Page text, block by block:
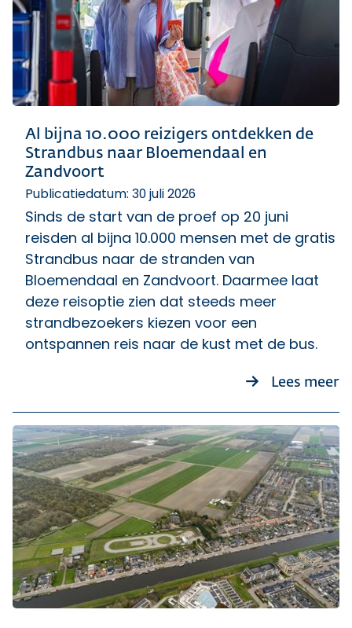
Al bijna 10.000 reizigers ontdekken de
Strandbus naar Bloemendaal en
Zandvoort
Publicatiedatum: 30 juli 2026
Sinds de start van de proef op 20 juni
reisden al bijna 10.000 mensen met de gratis
Strandbus naar de stranden van
Bloemendaal en Zandvoort. Daarmee laat
deze reisoptie zien dat steeds meer
strandbezoekers kiezen voor een
ontspannen reis naar de kust met de bus.
Lees meer